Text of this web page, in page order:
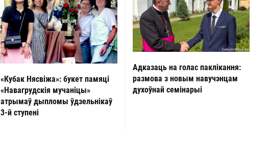
«Кубак Нясвіжа»: букет памяці
«Навагрудскія мучаніцы»
атрымаў дыпломы ўдзельнікаў
3-й ступені
Адказаць на голас паклікання:
размова з новым навучэнцам
духоўнай семінарыі